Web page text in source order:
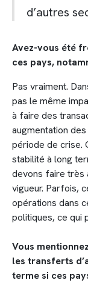
d’autres
Avez-vous été
ces pays,
Pas vraiment.
pas le même
à faire des
augmentation
période de crise.
stabilité à long
devons faire très
vigueur. Parfois,
opérations dans
politiques, ce qui
Vous
les transferts
terme si ces